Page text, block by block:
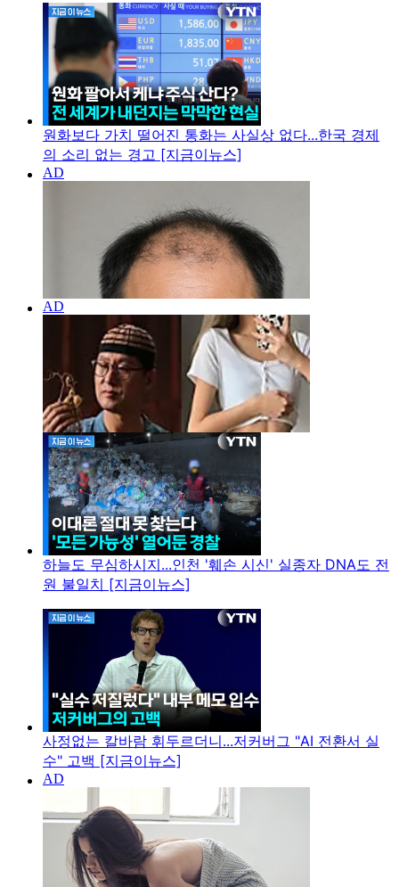
원화보다 가치 떨어진 통화는 사실상 없다...한국 경제
의 소리 없는 경고 [지금이뉴스]
하늘도 무심하시지...인천 '훼손 시신' 실종자 DNA도 전
원 불일치 [지금이뉴스]
사정없는 칼바람 휘두르더니...저커버그 "AI 전환서 실
수" 고백 [지금이뉴스]